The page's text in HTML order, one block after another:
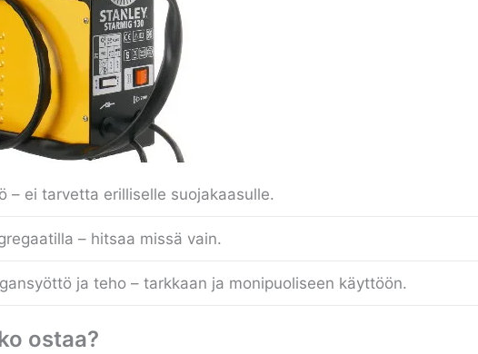
– ei tarvetta erilliselle suojakaasulle.
– hitsaa missä vain.
ja teho – tarkkaan ja monipuoliseen käyttöön.
ostaa?